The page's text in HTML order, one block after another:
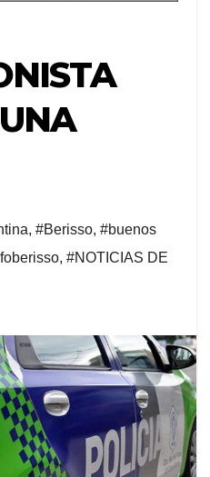
, #Berisso, #buenos
, #NOTICIAS DE